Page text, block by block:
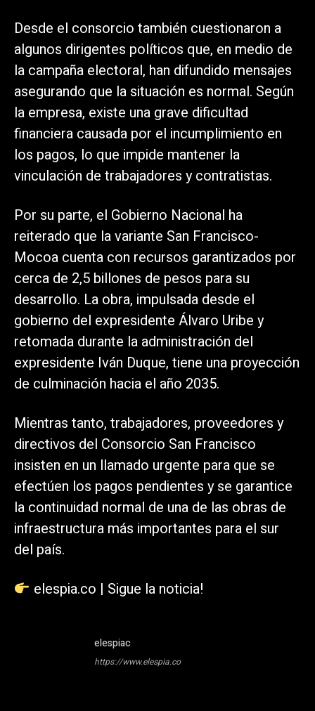
Desde el consorcio también cuestionaron a
algunos dirigentes políticos que, en medio de
la campaña electoral, han difundido mensajes
asegurando que la situación es normal. Según
la empresa, existe una grave dificultad
financiera causada por el incumplimiento en
los pagos, lo que impide mantener la
vinculación de trabajadores y contratistas.
Por su parte, el Gobierno Nacional ha
reiterado que la variante San Francisco-
Mocoa cuenta con recursos garantizados por
cerca de 2,5 billones de pesos para su
desarrollo. La obra, impulsada desde el
gobierno del expresidente Álvaro Uribe y
retomada durante la administración del
expresidente Iván Duque, tiene una proyección
de culminación hacia el año 2035.
Mientras tanto, trabajadores, proveedores y
directivos del Consorcio San Francisco
insisten en un llamado urgente para que se
efectúen los pagos pendientes y se garantice
la continuidad normal de una de las obras de
infraestructura más importantes para el sur
del país.
elespia.co | Sigue la noticia!
elespiac
https://www.elespia.co